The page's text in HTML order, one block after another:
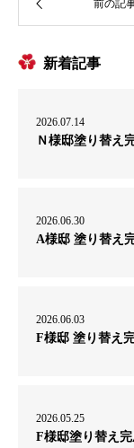
新着記事
2026.07.14
Ｎ様邸塗り替え
2026.06.30
A様邸 塗り替え
2026.06.03
F様邸 塗り替え
2026.05.25
F様邸塗り替え完